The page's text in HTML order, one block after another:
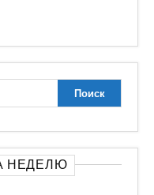
НЕДЕЛЮ